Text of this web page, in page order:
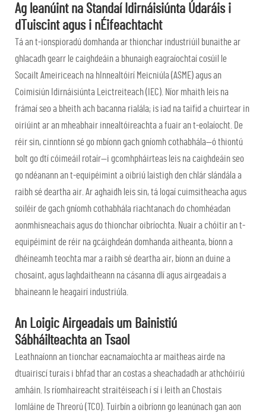
Ag leanúint na Standaí Idirnáisiúnta Údaráis i
dTuiscint agus i nÉifeachtacht
Tá an t-ionspioradú domhanda ar thionchar industriúil bunaithe ar
ghlacadh gearr le caighdeáin a bhunaigh eagraíochtaí cosúil le
Socailt Ameiriceach na hInnealtóirí Meicniúla (ASME) agus an
Coimisiún Idirnáisiúnta Leictreiteach (IEC). Níor mhaith leis na
frámaí seo a bheith ach bacanna rialála; is iad na taifid a chuirtear in
oiriúint ar an mheabhair innealtóireachta a fuair an t-eolaíocht. De
réir sin, cinntíonn sé go mbíonn gach gníomh cothabhála—ó thiontú
bolt go dtí cóimeáil rotaír—i gcomhpháirteas leis na caighdeáin seo
go ndéanann an t-equipéimint a oibriú laistigh den chlár slándála a
raibh sé deartha air. Ar aghaidh leis sin, tá logaí cuimsitheacha agus
soiléir de gach gníomh cothabhála riachtanach do chomhéadan
aonmhisneachais agus do thionchar oibríochta. Nuair a chóitir an t-
equipéimint de réir na gcáighdeán domhanda aitheanta, bíonn a
dhéineamh teochta mar a raibh sé deartha air, bíonn an duine a
chosaint, agus laghdaitheann na cásanna dlí agus airgeadais a
bhaineann le heagairí industriúla.
An Loigic Airgeadais um Bainistiú
Sábháilteachta an Tsaol
Leathnaíonn an tionchar eacnamaíochta ar maitheas airde na
dtuairiscí turais i bhfad thar an costas a sheachadadh ar athchóiriú
amháin. Is ríomhaireacht straitéiseach í sí i leith an Chostais
Iomláine de Threorú (TCO). Tuirbín a oibríonn go leanúnach gan aon